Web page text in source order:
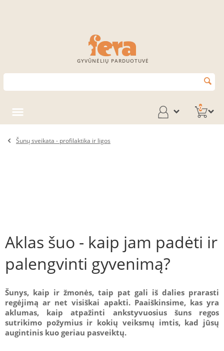
GYVŪNĖLIŲ PARDUOTUVĖ
0
Šunų sveikata - profilaktika ir ligos
Aklas šuo - kaip jam padėti ir
palengvinti gyvenimą?
Šunys, kaip ir žmonės, taip pat gali iš dalies prarasti
regėjimą ar net visiškai apakti. Paaiškinsime, kas yra
aklumas, kaip atpažinti ankstyvuosius šuns regos
sutrikimo požymius ir kokių veiksmų imtis, kad jūsų
augintinis kuo geriau pasveiktų.